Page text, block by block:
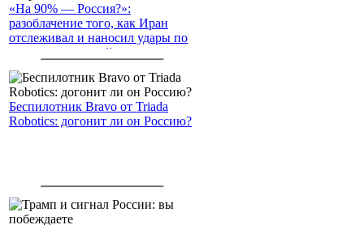
«На 90% — Россия?»:
разоблачение того, как Иран
отслеживал и наносил удары по
американским войскам
Беспилотник Bravo от Triada
Robotics: догонит ли он Россию?